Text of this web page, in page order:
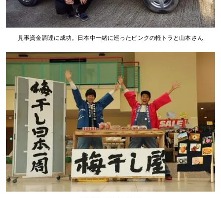
見事資金調達に成功。日本中一緒に巡ったピンクの軽トラと山本さん